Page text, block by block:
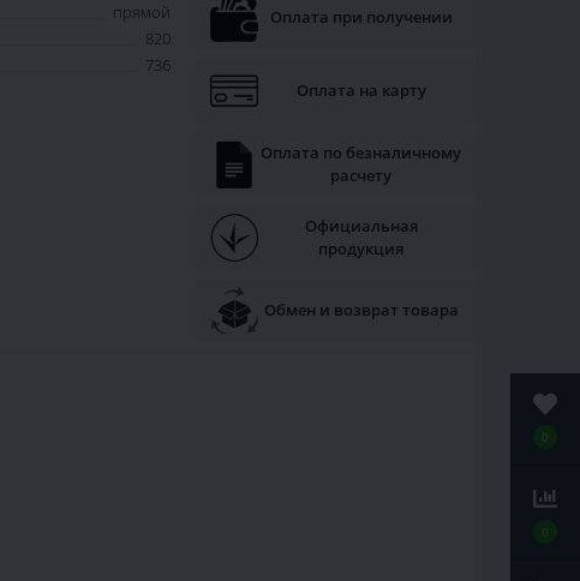
0
0
прямой
820
736
Оплата при получении
Оплата на карту
Оплата по безналичному
расчету
Официальная
продукция
Обмен и возврат товара